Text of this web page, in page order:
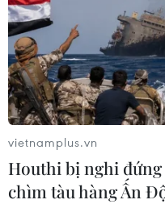
vietnamplus.vn
Houthi bị nghi đứng
chìm tàu hàng Ấn